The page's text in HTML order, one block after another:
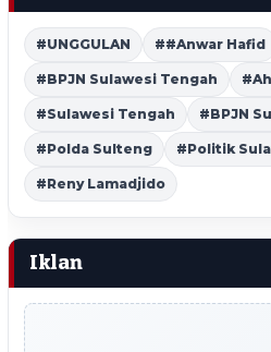
#UNGGULAN ##Anwar Hafid
#BPJN Sulawesi Tengah
#Sulawesi Tengah #BPJN
#Polda Sulteng #Politik
#Reny Lamadjido
Iklan